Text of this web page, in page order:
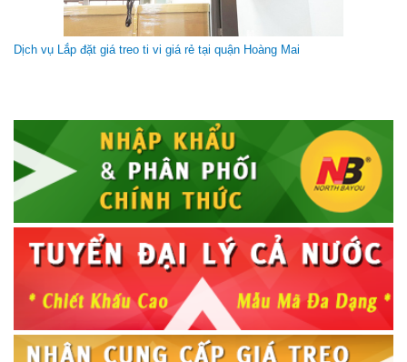
185 000 VNĐ
Giá treo 2 màn hình máy tính NB S100 (22 - 27 Inch) North
bayou bản mới nhất cho 2021
Dịch vụ Lắp đặt giá treo ti vi giá rẻ tại quận Hoàng Mai